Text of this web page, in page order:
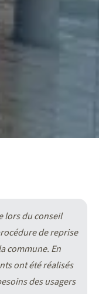
lors du conseil
de reprise
commune. En
ont été réalisés
des usagers